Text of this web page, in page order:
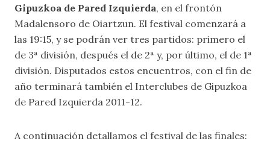
Gipuzkoa de Pared Izquierda, en el frontón
Madalensoro de Oiartzun. El festival comenzará a
las 19:15, y se podrán ver tres partidos: primero el
de 3ª división, después el de 2ª y, por último, el de 1ª
división. Disputados estos encuentros, con el fin de
año terminará también el Interclubes de Gipuzkoa
de Pared Izquierda 2011-12.
A continuación detallamos el festival de las finales: